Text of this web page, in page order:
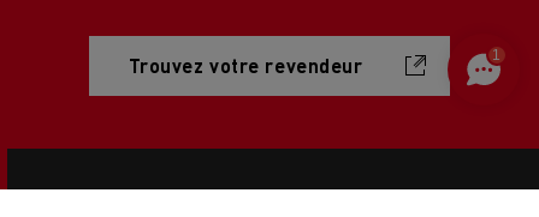
Trouvez votre revendeur
sticky
1